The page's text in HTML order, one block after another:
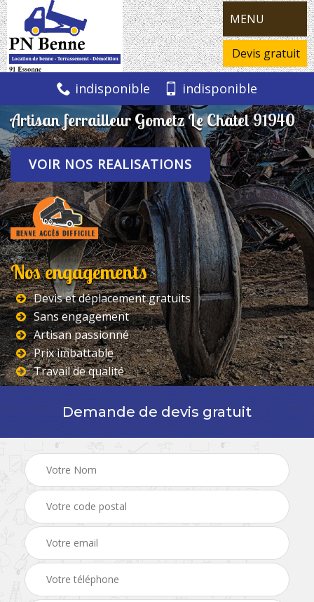
MENU
Devis gratuit
indisponible indisponible
Artisan ferrailleur Gometz Le Chatel 91940
VOIR NOS REALISATIONS
Nos engagements
Devis et déplacement gratuits
Sans engagement
Artisan passionné
Prix imbattable
Travail de qualité
Demande de devis gratuit